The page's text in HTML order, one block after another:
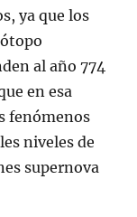
ya que los
al año 774
en esa
fenómenos
niveles de
supernova